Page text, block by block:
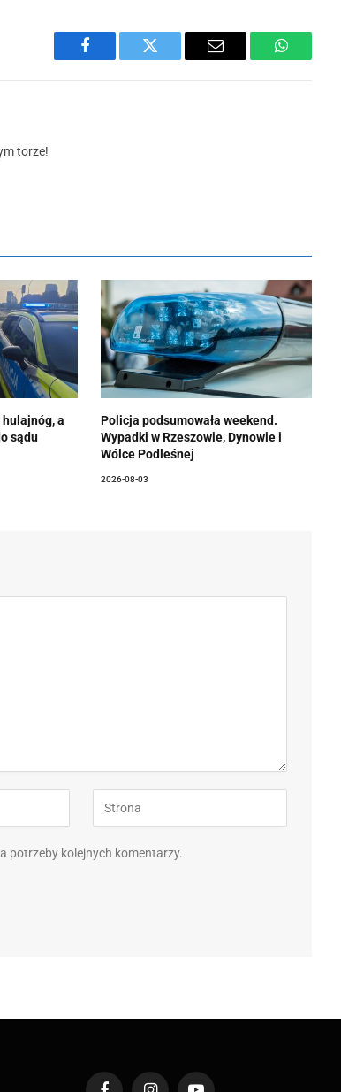
Facebook Twitter Email WhatsApp
torze!
a
sądu
Policja podsumowała weekend.
Wypadki w Rzeszowie, Dynowie i
Wólce Podleśnej
2026-08-03
potrzeby kolejnych komentarzy.